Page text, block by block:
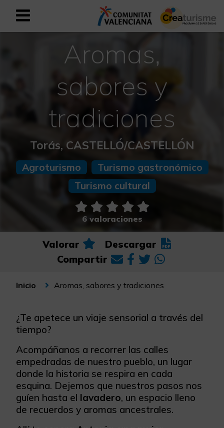
Registrarse como usuario
Registro empresarial
Mediterráneo Activo-Deportivo
Mediterráneo Cultural
Mediterráneo Natural-Rural
Experiencias en otoño
Experiencias Semana Santa
Aromas,
sabores y
tradiciones
Torás, CASTELLÓ/CASTELLÓN
Agroturismo
Turismo gastronómico
Turismo cultural
6 valoraciones
Valorar
Descargar
Compartir
Inicio Aromas, sabores y tradiciones
¿Te apetece un viaje sensorial a través del
tiempo?
Acompáñanos a recorrer las calles
empedradas de nuestro pueblo, un lugar
donde la historia se respira en cada
esquina. Dejemos que nuestros pasos nos
guíen hasta el lavadero, un espacio lleno
de recuerdos y aromas ancestrales.